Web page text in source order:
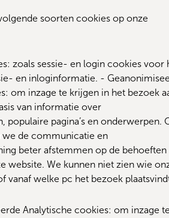
soorten cookies op onze
zoals sessie- en login cookies voor
en inloginformatie. -
om inzage te krijgen in het bezoek
van informatie over
populaire pagina’s en onderwerpen.
we de communicatie en
beter afstemmen op de behoeften
website. We kunnen niet zien wie
vanaf welke pc het bezoek
Analytische cookies: om inzage